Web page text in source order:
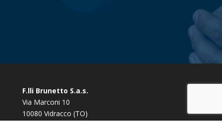
F.lli Brunetto S.a.s.
Via Marconi 10
10080 Vidracco (TO)